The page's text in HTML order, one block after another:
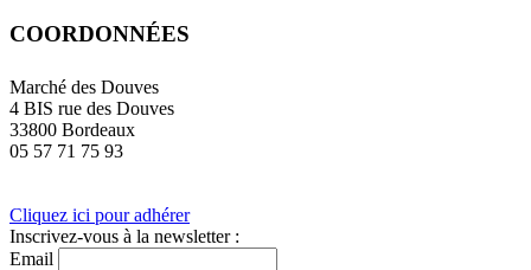
COORDONNÉES
Marché des Douves
4 BIS rue des Douves
33800 Bordeaux
05 57 71 75 93
Cliquez ici pour adhérer
Inscrivez-vous à la newsletter :
Email